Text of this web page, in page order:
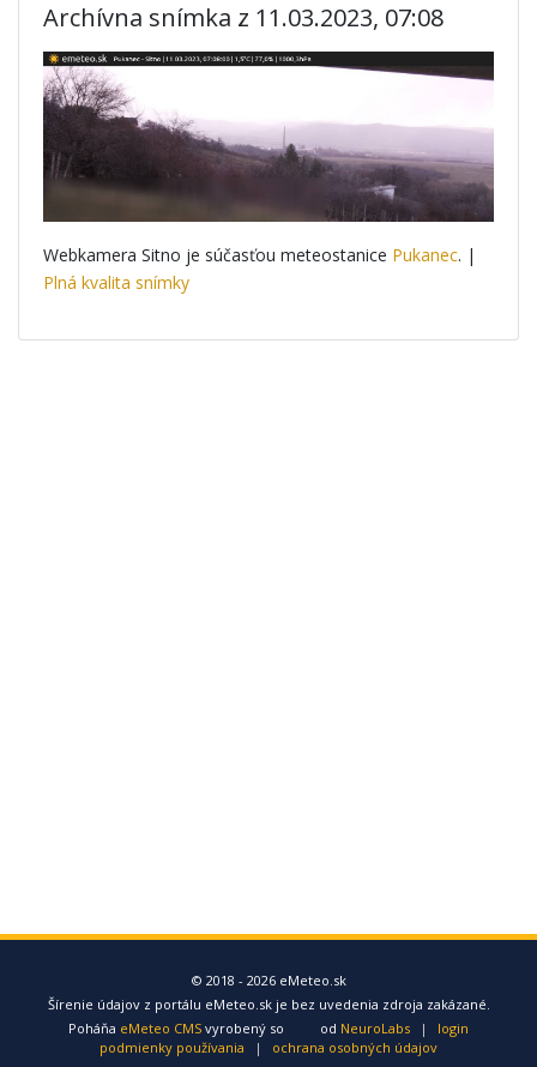
Archívna snímka z 11.03.2023, 07:08
Webkamera Sitno je súčasťou meteostanice Pukanec. |
Plná kvalita snímky
© 2018 - 2026 eMeteo.sk
Šírenie údajov z portálu eMeteo.sk je bez uvedenia zdroja zakázané.
Poháňa eMeteo CMS vyrobený so od NeuroLabs |
login
podmienky používania
| ochrana osobných údajov